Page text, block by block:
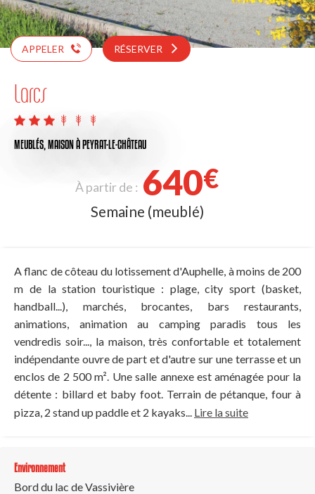
APPELER RÉSERVER
Larcs
MEUBLÉS, MAISONÀ PEYRAT-LE-CHÂTEAU
À partir de : 640€
Semaine (meublé)
A flanc de côteau du lotissement d'Auphelle, à moins de 200
m de la station touristique : plage, city sport (basket,
handball...), marchés, brocantes, bars restaurants,
animations, animation au camping paradis tous les
vendredis soir..., la maison, très confortable et totalement
indépendante ouvre de part et d'autre sur une terrasse et un
enclos de 2 500 m². Une salle annexe est aménagée pour la
détente : billard et baby foot. Terrain de pétanque, four à
pizza, 2 stand up paddle et 2 kayaks... Lire la suite
Environnement
Bord du lac de Vassivière